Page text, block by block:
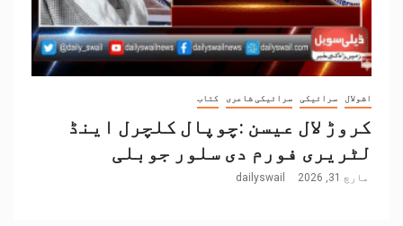
اشولال سرائیکی سرائیکی شاعری کتاب
کروڑ لال عیسن :چوپال کلچرل اینڈ
لٹریری فورم دی سلور جوبلی
مارچ 31, 2026 dailyswail